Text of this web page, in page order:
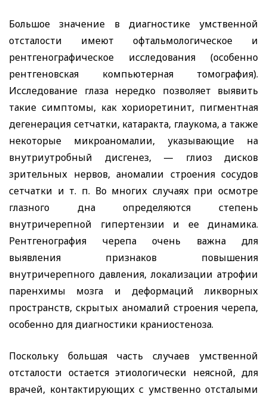
Большое значение в диагностике умственной
отсталости имеют офтальмологическое и
рентгенографическое исследования (особенно
рентгеновская компьютерная томография).
Исследование глаза нередко позволяет выявить
такие симптомы, как хориоретинит, пигментная
дегенерация сетчатки, катаракта, глаукома, а также
некоторые микроаномалии, указывающие на
внутриутробный дисгенез, — глиоз дисков
зрительных нервов, аномалии строения сосудов
сетчатки и т. п. Во многих случаях при осмотре
глазного дна определяются степень
внутричерепной гипертензии и ее динамика.
Рентгенография черепа очень важна для
выявления признаков повышения
внутричерепного давления, локализации атрофии
паренхимы мозга и деформаций ликворных
пространств, скрытых аномалий строения черепа,
особенно для диагностики краниостеноза.
Поскольку большая часть случаев умственной
отсталости остается этиологически неясной, для
врачей, контактирующих с умственно отсталыми